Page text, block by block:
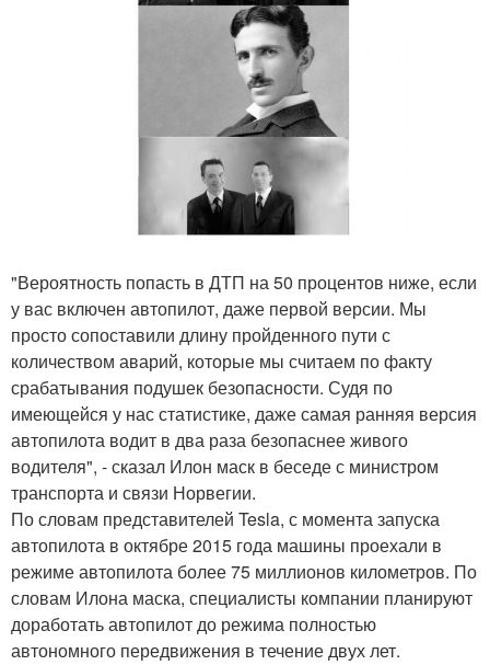
"Вероятность попасть в ДТП на 50 процентов ниже, если
у вас включен автопилот, даже первой версии. Мы
просто сопоставили длину пройденного пути с
количеством аварий, которые мы считаем по факту
срабатывания подушек безопасности. Судя по
имеющейся у нас статистике, даже самая ранняя версия
автопилота водит в два раза безопаснее живого
водителя", - сказал Илон маск в беседе с министром
транспорта и связи Норвегии.
По словам представителей Tesla, с момента запуска
автопилота в октябре 2015 года машины проехали в
режиме автопилота более 75 миллионов километров. По
словам Илона маска, специалисты компании планируют
доработать автопилот до режима полностью
автономного передвижения в течение двух лет.